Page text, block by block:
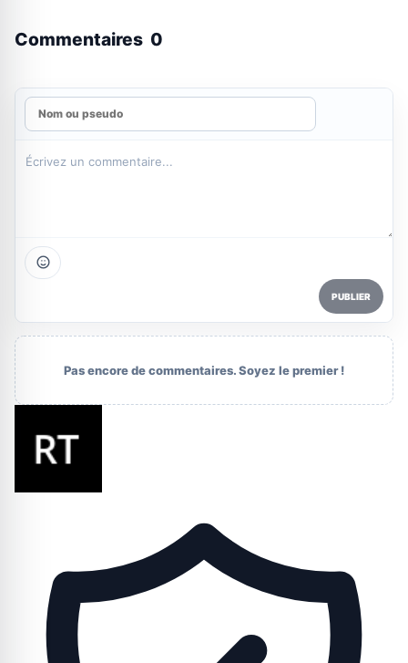
Commentaires 0
PUBLIER
Pas encore de commentaires. Soyez le premier !